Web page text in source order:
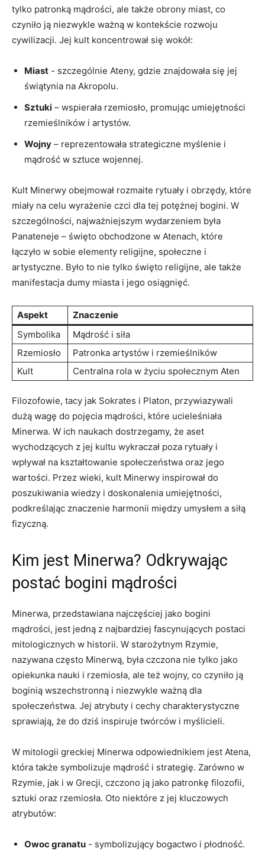
tylko​ patronką mądrości, ale ⁣także obrony miast, co
czyniło ją niezwykle ważną w kontekście rozwoju
cywilizacji. Jej kult‍ koncentrował się wokół:
Miast ​- szczególnie ‌Ateny, gdzie znajdowała⁣ się jej
świątynia na Akropolu.
Sztuki – wspierała rzemiosło, promując umiejętności
rzemieślników i artystów.
Wojny – reprezentowała strategiczne myślenie ‍i
mądrość w sztuce wojennej.
Kult ​Minerwy obejmował rozmaite rytuały i obrzędy, które
miały na celu⁤ wyrażenie czci dla‌ tej potężnej bogini. W
szczególności,⁢ najważniejszym wydarzeniem była‌
Panateneje – święto⁤ obchodzone w Atenach, ‌które
łączyło w ⁤sobie elementy ​religijne, społeczne i
artystyczne. Było to nie tylko święto religijne, ale także
manifestacja dumy⁣ miasta i​ jego osiągnięć.
Aspekt
Znaczenie
Symbolika
Mądrość⁣ i siła
Rzemiosło
Patronka artystów ⁢i‌ rzemieślników
Kult
Centralna rola w życiu społecznym Aten
Filozofowie, tacy jak Sokrates i Platon, przywiazywali
dużą⁢ wagę do pojęcia mądrości, które ucieleśniała
Minerwa.​ W ich naukach dostrzegamy, że aset
wychodzących ⁢z jej kultu wykraczał poza rytuały i
‍wpływał na kształtowanie społeczeństwa oraz jego
wartości. ⁤Przez‍ wieki, kult Minerwy inspirował do
⁣poszukiwania wiedzy i doskonalenia umiejętności,
podkreślając znaczenie harmonii między umysłem a siłą
fizyczną.
Kim jest ⁣Minerwa? Odkrywając
postać bogini mądrości
Minerwa, przedstawiana ⁢najczęściej jako bogini
mądrości,‍ jest jedną z najbardziej fascynujących postaci
mitologicznych w historii. W starożytnym ⁤Rzymie,
nazywana często Minerwą, była czczona nie tylko jako
opiekunka nauki i⁣ rzemiosła, ale też wojny, ⁤co czyniło ją
boginią wszechstronną i niezwykle ważną dla
społeczeństwa. Jej atrybuty‍ i cechy charakterystyczne
sprawiają, że do dziś inspiruje ⁤twórców ⁣i myślicieli.
W mitologii greckiej Minerwa odpowiednikiem jest Atena,
która ​także symbolizuje mądrość ⁤i strategię. Zarówno w
Rzymie, jak i⁢ w Grecji, czczono ją⁤ jako ⁢patronkę filozofii,
sztuki ‍oraz rzemiosła. Oto niektóre z jej kluczowych
atrybutów:
Owoc granatu -‍ symbolizujący bogactwo i płodność.